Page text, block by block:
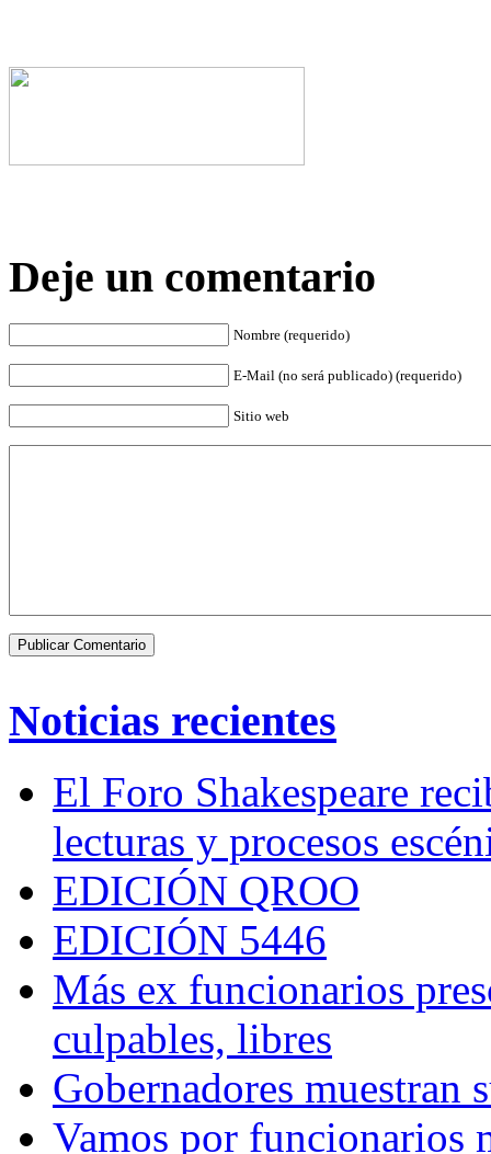
Deje un comentario
Nombre (requerido)
E-Mail (no será publicado) (requerido)
Sitio web
Noticias recientes
El Foro Shakespeare
lecturas y procesos
EDICIÓN QROO
EDICIÓN 5446
Más ex funcionarios
culpables, libres
Gobernadores muestran
Vamos por funcionarios